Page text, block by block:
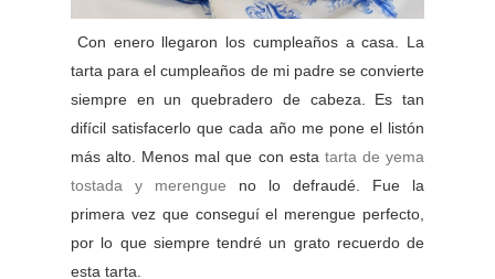
Con enero llegaron los cumpleaños a casa. La
tarta para el cumpleaños de mi padre se convierte
siempre en un quebradero de cabeza. Es tan
difícil satisfacerlo que cada año me pone el listón
más alto. Menos mal que con esta tarta de yema
tostada y merengue no lo defraudé. Fue la
primera vez que conseguí el merengue perfecto,
por lo que siempre tendré un grato recuerdo de
esta tarta.